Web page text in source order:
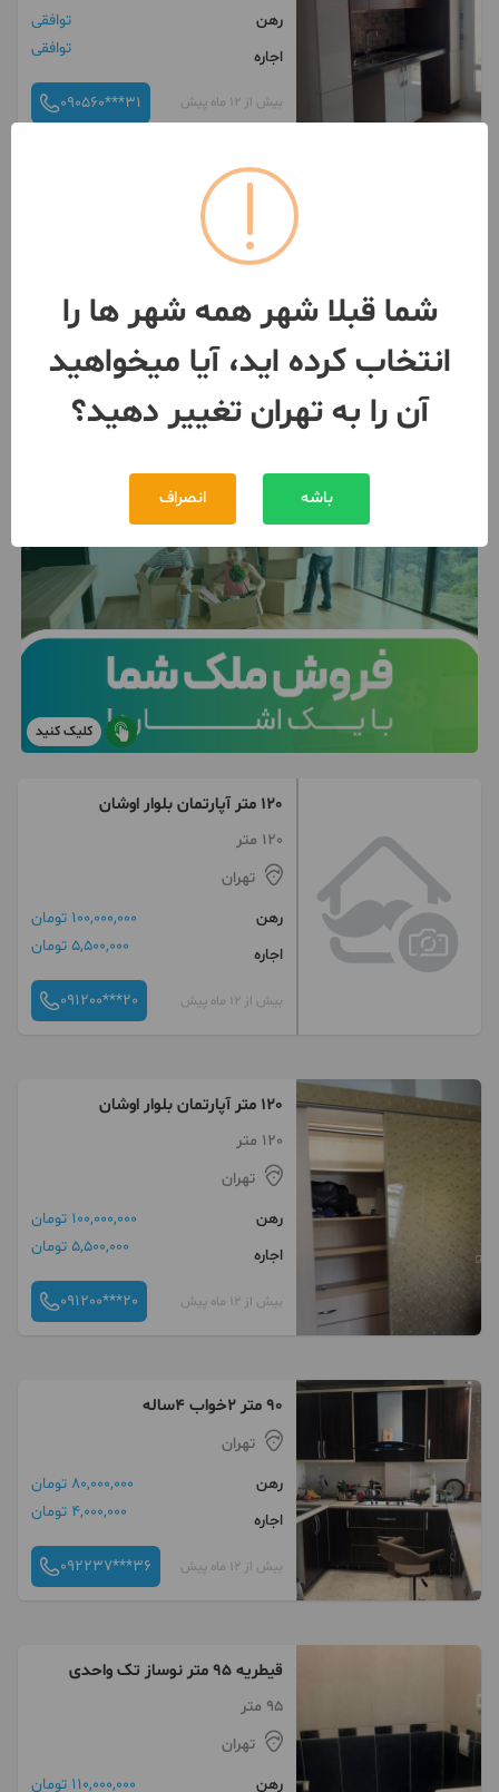
رهن
توافقی
اجاره
توافقی
بیش از 12 ماه پیش 090560***31
تهران
اجاره
1,000,000 تومان
بیش از 12 ماه پیش 090292***54
کلیک کنید
120 متر آپارتمان بلوار اوشان
120 متر
تهران
رهن
100,000,000 تومان
اجاره
5,500,000 تومان
بیش از 12 ماه پیش 091200***20
120 متر آپارتمان بلوار اوشان
120 متر
تهران
رهن
100,000,000 تومان
اجاره
5,500,000 تومان
بیش از 12 ماه پیش 091200***20
۹۰ متر ۲خواب ۴ساله
تهران
رهن
80,000,000 تومان
اجاره
4,000,000 تومان
بیش از 12 ماه پیش 092237***36
قیطریه 95 متر نوساز تک واحدی
95 متر
تهران
رهن
110,000,000 تومان
شما قبلا شهر همه شهر ها را
انتخاب کرده اید، آیا میخواهید
آن را به تهران تغییر دهید؟
باشه انصراف